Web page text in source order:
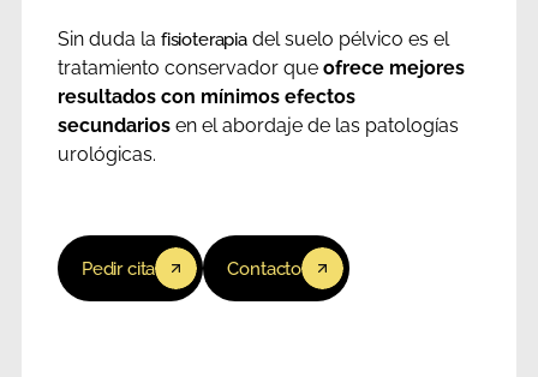
Sin duda la fisioterapia del suelo pélvico es el
tratamiento conservador que ofrece mejores
resultados con mínimos efectos
secundariosen el abordaje de las patologías
urológicas.
Pedir cita Contacto